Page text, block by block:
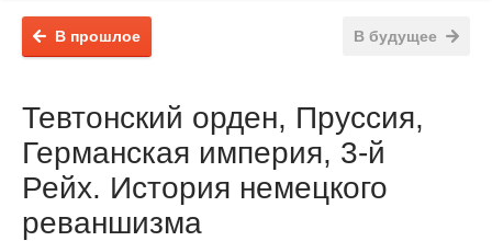
В будущее
В прошлое
Тевтонский орден, Пруссия,
Германская империя, 3-й
Рейх. История немецкого
реваншизма